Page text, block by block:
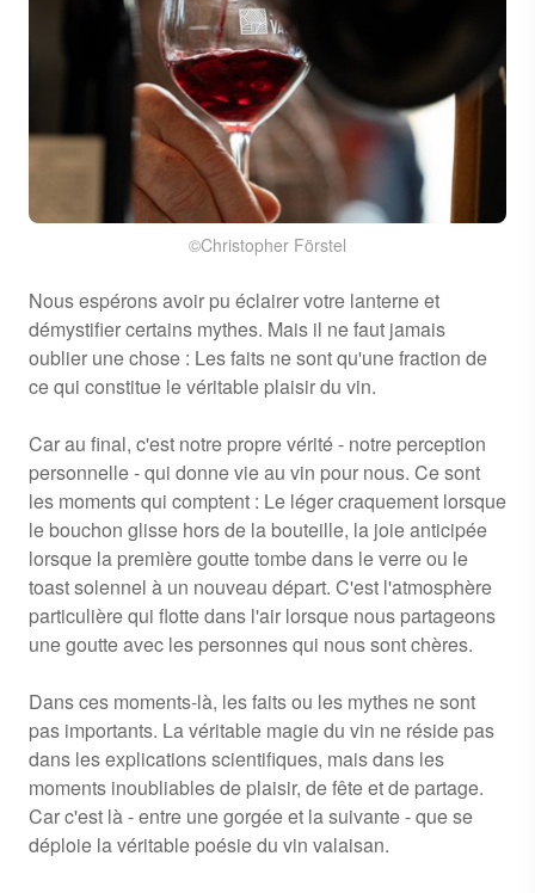
©Christopher Förstel
Nous espérons avoir pu éclairer votre lanterne et
démystifier certains mythes. Mais il ne faut jamais
oublier une chose : Les faits ne sont qu'une fraction de
ce qui constitue le véritable plaisir du vin.
Car au final, c'est notre propre vérité - notre perception
personnelle - qui donne vie au vin pour nous. Ce sont
les moments qui comptent : Le léger craquement lorsque
le bouchon glisse hors de la bouteille, la joie anticipée
lorsque la première goutte tombe dans le verre ou le
toast solennel à un nouveau départ. C'est l'atmosphère
particulière qui flotte dans l'air lorsque nous partageons
une goutte avec les personnes qui nous sont chères.
Dans ces moments-là, les faits ou les mythes ne sont
pas importants. La véritable magie du vin ne réside pas
dans les explications scientifiques, mais dans les
moments inoubliables de plaisir, de fête et de partage.
Car c'est là - entre une gorgée et la suivante - que se
déploie la véritable poésie du vin valaisan.